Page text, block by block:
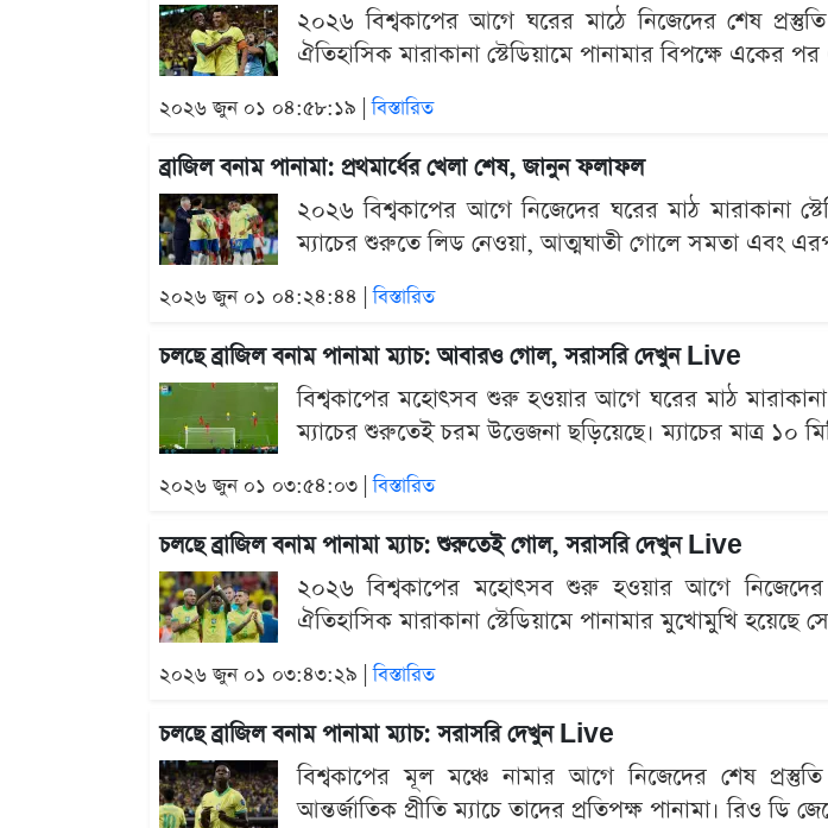
২০২৬ বিশ্বকাপের আগে ঘরের মাঠে নিজেদের শেষ
ঐতিহাসিক মারাকানা স্টেডিয়ামে পানামার বিপক্ষে
২০২৬ জুন ০১ ০৪:৫৮:১৯ |বিস্তারিত
ব্রাজিল বনাম পানামা: প্রথমার্ধের খেলা শেষ, জানুন ফলাফল
২০২৬ বিশ্বকাপের আগে নিজেদের ঘরের মাঠ মারাকানা
ম্যাচের শুরুতে লিড নেওয়া, আত্মঘাতী গোলে সমতা এবং
২০২৬ জুন ০১ ০৪:২৪:৪৪ |বিস্তারিত
চলছে ব্রাজিল বনাম পানামা ম্যাচ: আবারও গোল, সরাসরি দেখুন Live
বিশ্বকাপের মহোৎসব শুরু হওয়ার আগে ঘরের মাঠ মারাকানা
ম্যাচের শুরুতেই চরম উত্তেজনা ছড়িয়েছে। ম্যাচের মাত্র ১০
২০২৬ জুন ০১ ০৩:৫৪:০৩ |বিস্তারিত
চলছে ব্রাজিল বনাম পানামা ম্যাচ: শুরুতেই গোল, সরাসরি দেখুন Live
২০২৬ বিশ্বকাপের মহোৎসব শুরু হওয়ার আগে নিজেদের
ঐতিহাসিক মারাকানা স্টেডিয়ামে পানামার মুখোমুখি
২০২৬ জুন ০১ ০৩:৪৩:২৯ |বিস্তারিত
চলছে ব্রাজিল বনাম পানামা ম্যাচ: সরাসরি দেখুন Live
বিশ্বকাপের মূল মঞ্চে নামার আগে নিজেদের শেষ
আন্তর্জাতিক প্রীতি ম্যাচে তাদের প্রতিপক্ষ পানামা। রিও ডি